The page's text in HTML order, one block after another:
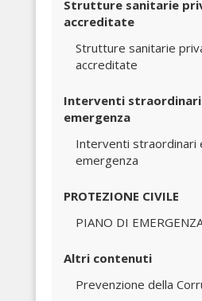
Strutture sanitarie
accreditate
Strutture sanitarie
accreditate
Interventi straordinari
emergenza
Interventi straordinari
emergenza
PROTEZIONE CIVILE
PIANO DI
Altri contenuti
Prevenzione della